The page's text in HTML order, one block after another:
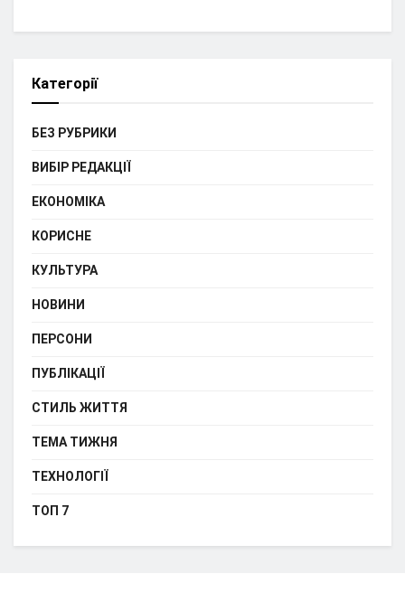
Категорії
БЕЗ РУБРИКИ
ВИБІР РЕДАКЦІЇ
ЕКОНОМІКА
КОРИСНЕ
КУЛЬТУРА
НОВИНИ
ПЕРСОНИ
ПУБЛІКАЦІЇ
СТИЛЬ ЖИТТЯ
ТЕМА ТИЖНЯ
ТЕХНОЛОГІЇ
ТОП 7